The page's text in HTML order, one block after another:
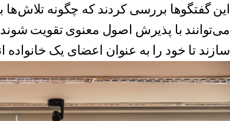
این گفتگوها بررسی کردند که چگونه تلاش‌ها
می‌توانند با پذیرش اصول معنوی تقویت
سازند تا خود را به عنوان اعضای یک خانواده